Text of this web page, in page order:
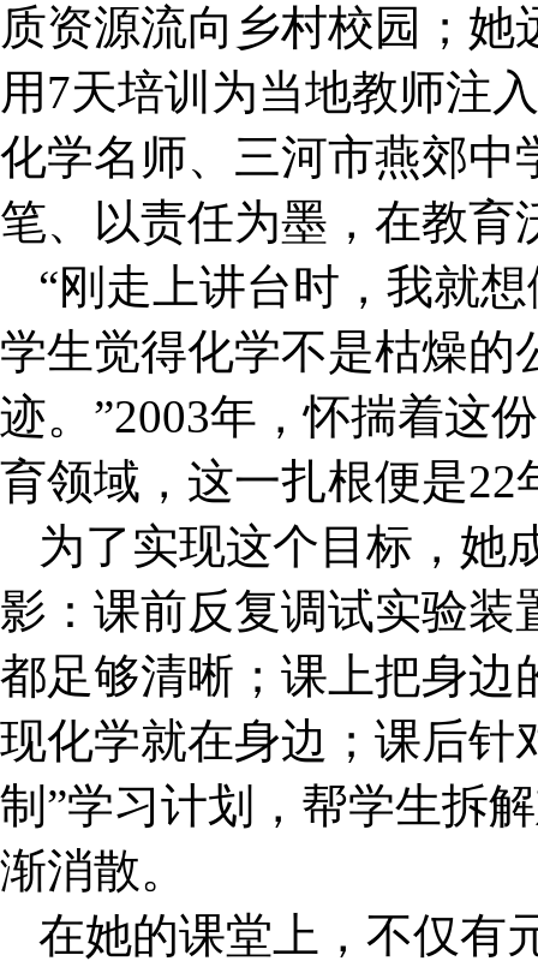
质资源流向乡村校园；
用7天培训为当地教师注
化学名师、三河市燕郊中
笔、以责任为墨，在教育
“刚走上讲台时，我就
学生觉得化学不是枯燥的
迹。”2003年，怀揣着这
育领域，这一扎根便是22
为了实现这个目标，她
影：课前反复调试实验装
都足够清晰；课上把身边
现化学就在身边；课后针
制”学习计划，帮学生拆
渐消散。
在她的课堂上，不仅有